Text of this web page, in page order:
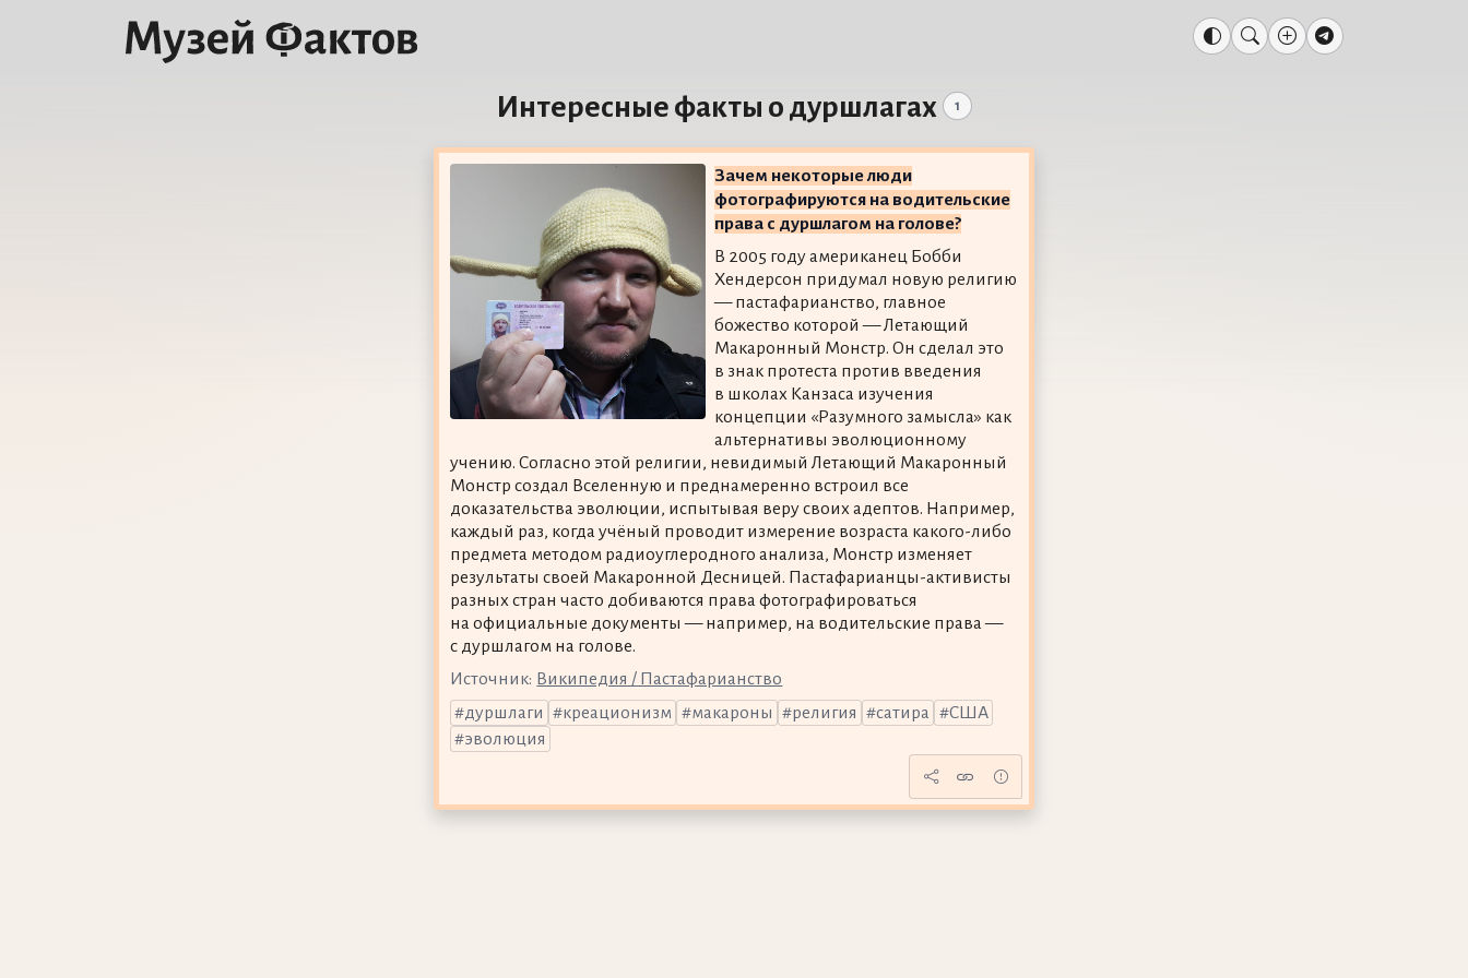
Интересные факты о дуршлагах 1
Зачем некоторые люди
фотографируются на водительские
права с дуршлагом на голове?
В 2005 году американец Бобби
Хендерсон придумал новую религию
— пастафарианство, главное
божество которой — Летающий
Макаронный Монстр. Он сделал это
в знак протеста против введения
в школах Канзаса изучения
концепции «Разумного замысла» как
альтернативы эволюционному
учению. Согласно этой религии, невидимый Летающий Макаронный
Монстр создал Вселенную и преднамеренно встроил все
доказательства эволюции, испытывая веру своих адептов. Например,
каждый раз, когда учёный проводит измерение возраста какого-либо
предмета методом радиоуглеродного анализа, Монстр изменяет
результаты своей Макаронной Десницей. Пастафарианцы-активисты
разных стран часто добиваются права фотографироваться
на официальные документы — например, на водительские права —
с дуршлагом на голове.
Источник: Википедия / Пастафарианство
дуршлаги
креационизм макароны религия сатира
США
эволюция